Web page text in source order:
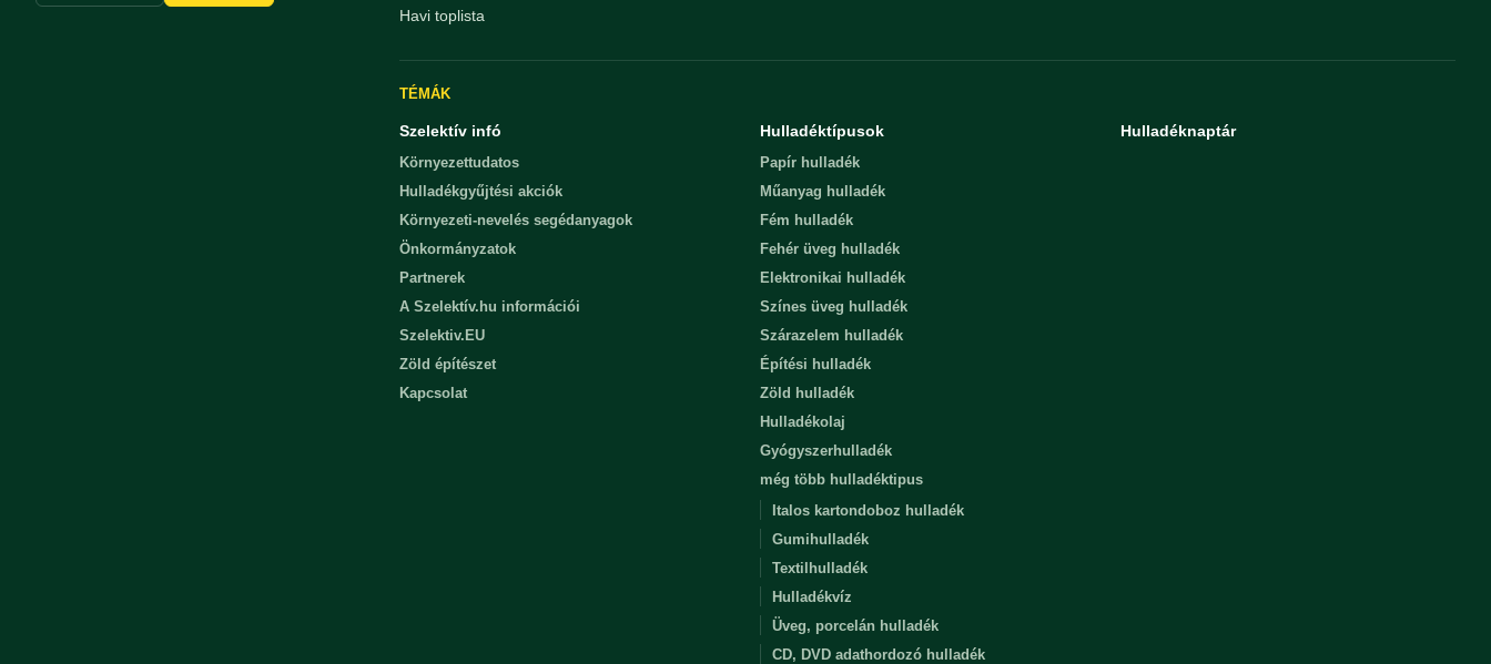
Havi toplista
TÉMÁK
Szelektív infó
Környezettudatos
Hulladékgyűjtési akciók
Környezeti-nevelés segédanyagok
Önkormányzatok
Partnerek
A Szelektív.hu információi
Szelektiv.EU
Zöld építészet
Kapcsolat
Hulladéktípusok
Papír hulladék
Műanyag hulladék
Fém hulladék
Fehér üveg hulladék
Elektronikai hulladék
Színes üveg hulladék
Szárazelem hulladék
Építési hulladék
Zöld hulladék
Hulladékolaj
Gyógyszerhulladék
még több hulladéktipus
Italos kartondoboz hulladék
Gumihulladék
Textilhulladék
Hulladékvíz
Üveg, porcelán hulladék
CD, DVD adathordozó hulladék
Hulladéknaptár